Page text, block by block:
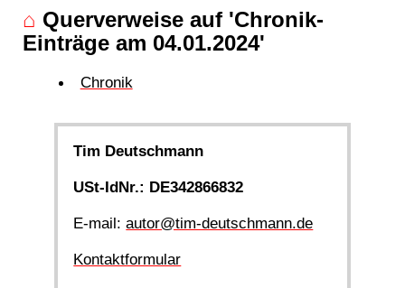
⌂ Querverweise auf 'Chronik-
Einträge am 04.01.2024'
Chronik
Tim Deutschmann
USt-IdNr.: DE342866832
E-mail:autor@tim-deutschmann.de
Kontaktformular